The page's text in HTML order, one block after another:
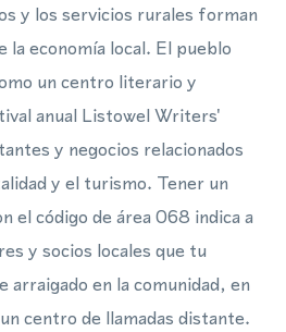
y los servicios rurales forman
la economía local. El pueblo
un centro literario y
anual Listowel Writers'
y negocios relacionados
y el turismo. Tener un
el código de área 068 indica a
y socios locales que tu
arraigado en la comunidad, en
centro de llamadas distante.